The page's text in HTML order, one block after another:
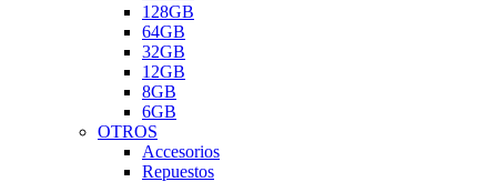
128GB
64GB
32GB
12GB
8GB
6GB
OTROS
Accesorios
Repuestos